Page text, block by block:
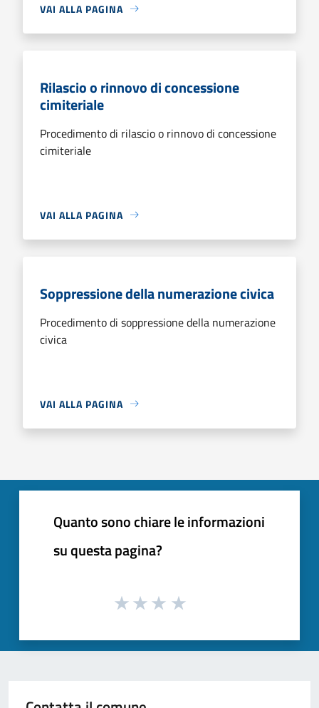
VAI ALLA PAGINA
Rilascio o rinnovo di concessione
cimiteriale
Procedimento di rilascio o rinnovo di concessione
cimiteriale
VAI ALLA PAGINA
Soppressione della numerazione civica
Procedimento di soppressione della numerazione
civica
VAI ALLA PAGINA
Quanto sono chiare le informazioni
su questa pagina?